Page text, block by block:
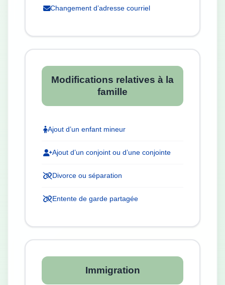
Changement d’adresse courriel
Modifications relatives à la
famille
Ajout d’un enfant mineur
Ajout d’un conjoint ou d’une conjointe
Divorce ou séparation
Entente de garde partagée
Immigration